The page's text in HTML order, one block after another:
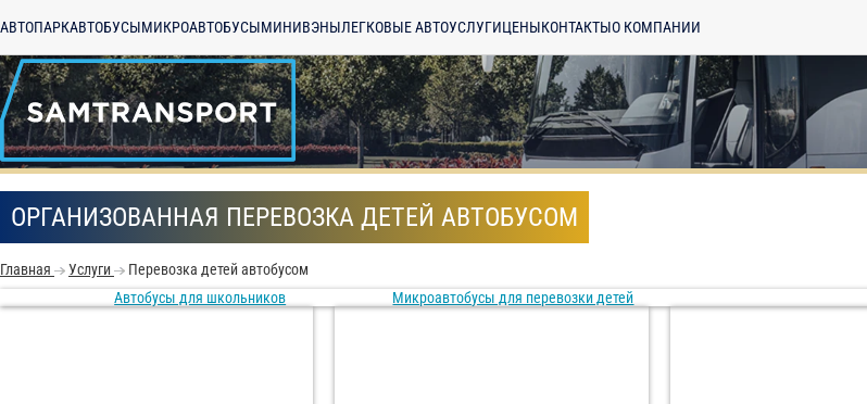
АВТОПАРКАВТОБУСЫМИКРОАВТОБУСЫМИНИВЭНЫЛЕГКОВЫЕ АВТОУСЛУГИЦЕНЫКОНТАКТЫО КОМПАНИИ
ОРГАНИЗОВАННАЯ ПЕРЕВОЗКА ДЕТЕЙ АВТОБУСОМ
Главная Услуги
Перевозка детей автобусом
Автобусы для школьников
Микроавтобусы для перевозки детей